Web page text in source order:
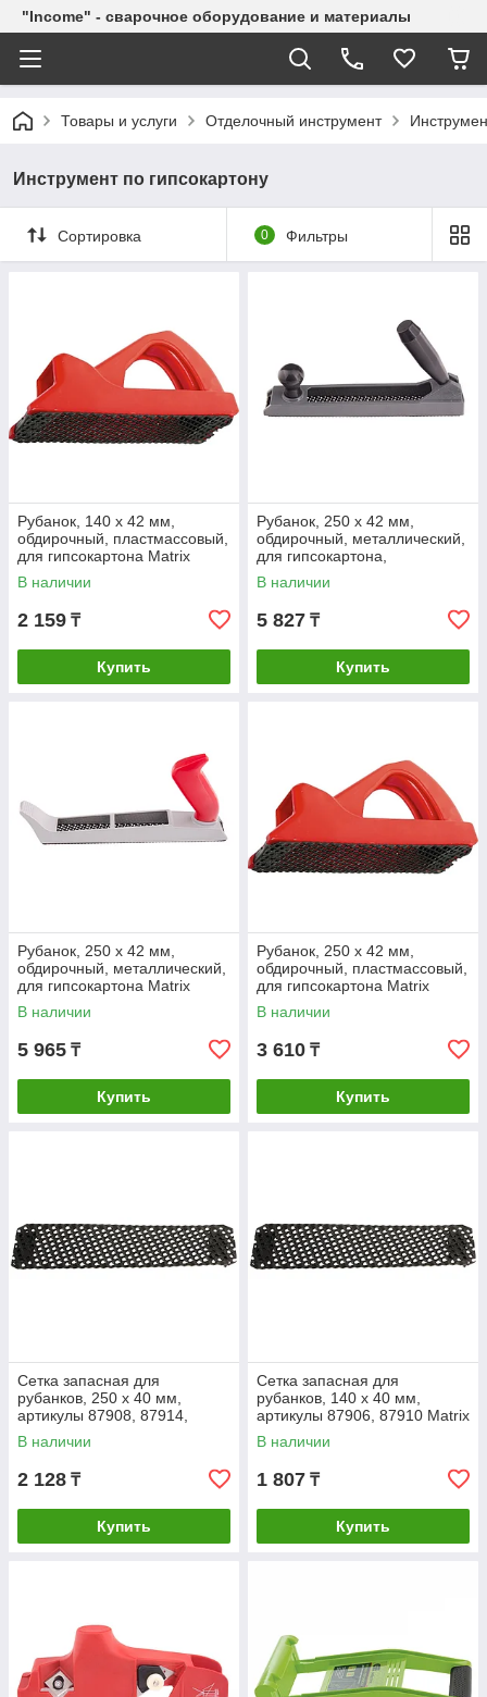
"Income" - сварочное оборудование и материалы
Товары и услуги Отделочный инструмент
Инструмент по гипсокартону
Сортировка 0 Фильтры
Рубанок, 140 х 42 мм,
обдирочный, пластмассовый,
для гипсокартона Matrix
В наличии
2 159 ₸
Купить
Рубанок, 250 х 42 мм,
обдирочный, металлический,
для гипсокартона,
переставная ручка Matrix
В наличии
5 827 ₸
Купить
Рубанок, 250 х 42 мм,
обдирочный, металлический,
для гипсокартона Matrix
В наличии
5 965 ₸
Купить
Рубанок, 250 х 42 мм,
обдирочный, пластмассовый,
для гипсокартона Matrix
В наличии
3 610 ₸
Купить
Сетка запасная для
рубанков, 250 х 40 мм,
артикулы 87908, 87914,
87912, 87916, 87918 Matrix
В наличии
2 128 ₸
Купить
Сетка запасная для
рубанков, 140 х 40 мм,
артикулы 87906, 87910 Matrix
В наличии
1 807 ₸
Купить